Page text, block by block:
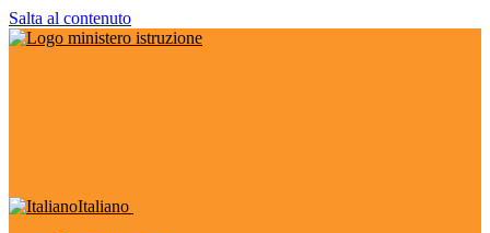
Salta al contenuto
Italiano